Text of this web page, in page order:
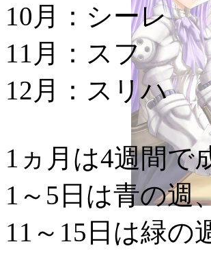
10月：シーレ
11月：スフ
12月：スリハ
1ヵ月は4週間で
1～5日は青の週
11～15日は緑の